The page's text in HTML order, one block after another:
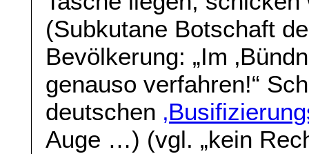
(Subkutane Botschaft
Bevölkerung: „Im
genauso verfahren!“
deutschen
Auge …) (vgl. „kein